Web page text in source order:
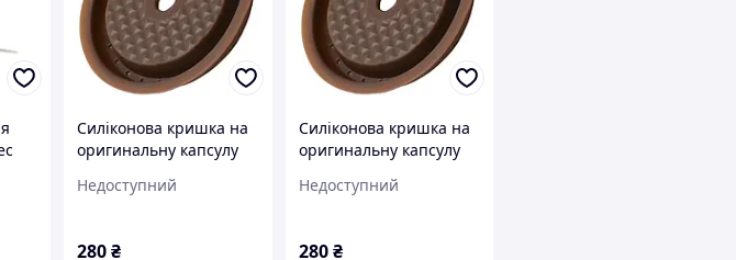
Силіконова кришка на
оригинальну капсулу
Nespresso Vertuo
Недоступний
280₴
Силіконова кришка на
оригинальну капсулу
Nespresso Vertuo
Недоступний
280 ₴